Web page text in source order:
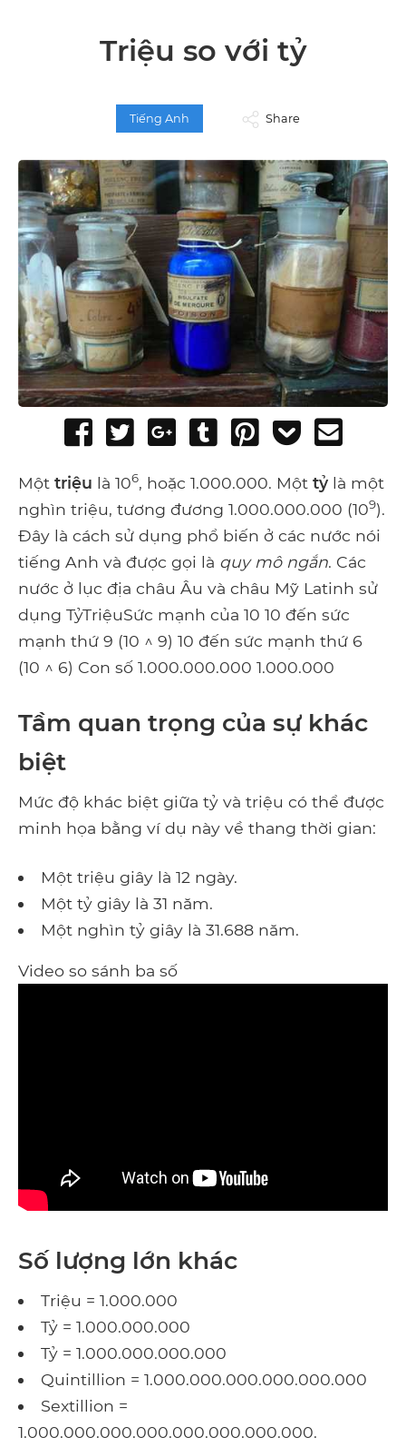
Triệu so với tỷ
Tiếng Anh Share
Share
Facebook
Tweet
Share
Google+
Post
Tumblr
Pin
Add
Pocket
Một triệu là 106, hoặc 1.000.000. Một tỷ là một
nghìn triệu, tương đương 1.000.000.000 (109).
Đây là cách sử dụng phổ biến ở các nước nói
tiếng Anh và được gọi là quy mô ngắn. Các
nước ở lục địa châu Âu và châu Mỹ Latinh sử
dụng TỷTriệuSức mạnh của 10 10 đến sức
mạnh thứ 9 (10 ^ 9) 10 đến sức mạnh thứ 6
(10 ^ 6) Con số 1.000.000.000 1.000.000
Tầm quan trọng của sự khác
biệt
Mức độ khác biệt giữa tỷ và triệu có thể được
minh họa bằng ví dụ này về thang thời gian:
Một triệu giây là 12 ngày.
Một tỷ giây là 31 năm.
Một nghìn tỷ giây là 31.688 năm.
Video so sánh ba số
Số lượng lớn khác
Triệu = 1.000.000
Tỷ = 1.000.000.000
Tỷ = 1.000.000.000.000
Quintillion = 1.000.000.000.000.000.000
Sextillion =
1.000.000.000.000.000.000.000.000.